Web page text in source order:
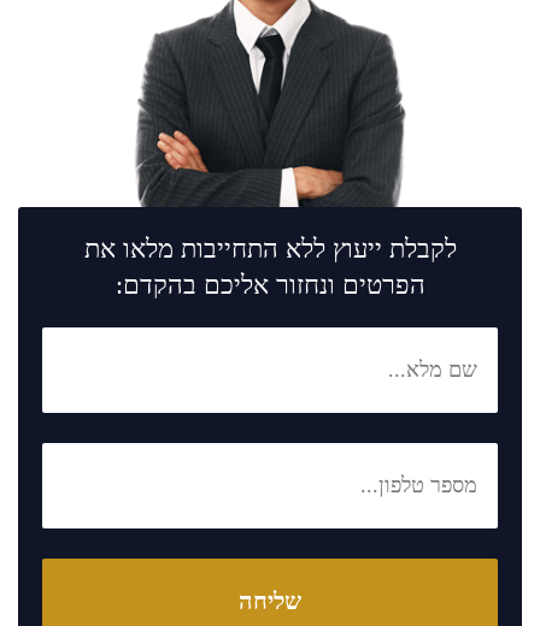
לקבלת ייעוץ ללא התחייבות מלאו את
הפרטים ונחזור אליכם בהקדם: